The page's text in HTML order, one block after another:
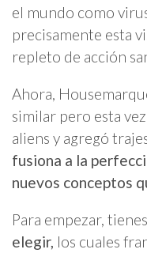
el mundo como
precisamente esta
repleto de acción
Ahora,
similar pero esta
aliens y agregó
fusiona a la
nuevos conceptos
Para empezar, tienes
elegir, los cuales